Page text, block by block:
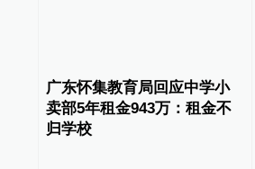
广东怀集教育局回应中学小
卖部5年租金943万：租金不
归学校